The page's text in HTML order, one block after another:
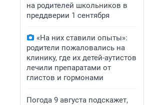
на родителей школьников в
преддверии 1 сентября
«На них ставили опыты»:
родители пожаловались на
клинику, где их детей-аутистов
лечили препаратами от
глистов и гормонами
Погода 9 августа подскажет,